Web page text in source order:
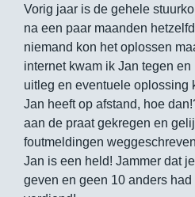
Vorig jaar is de gehele
na een paar maanden
niemand kon het oplossen
internet kwam ik Jan tegen
uitleg en eventuele oplossing
Jan heeft op afstand, hoe
aan de praat gekregen en
foutmeldingen
Jan is een held! Jammer dat
geven en geen 10 anders